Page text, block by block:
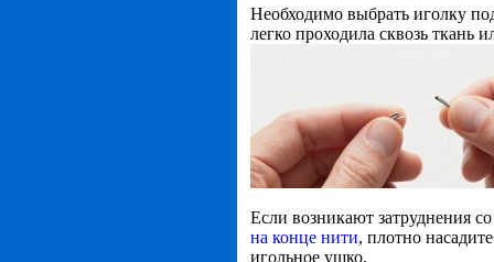
Необходимо выбрать иголку
легко проходила сквозь ткань
Если возникают затруднения
на конце нити, плотно
игольное ушко.